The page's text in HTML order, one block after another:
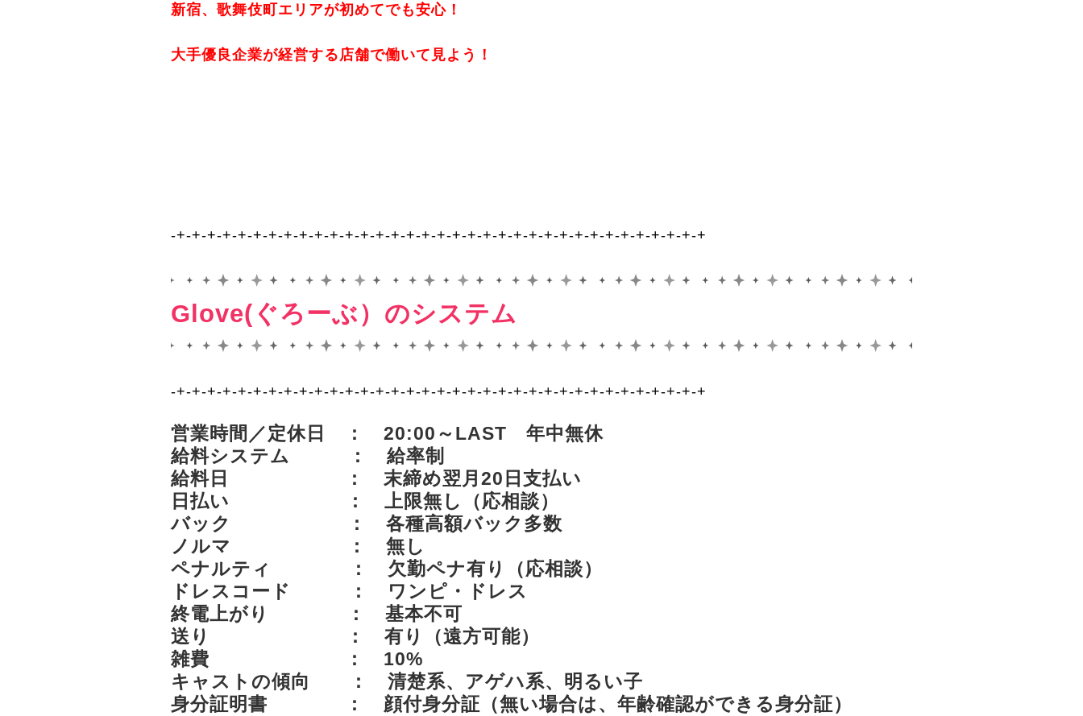
新宿、歌舞伎町エリアが初めてでも安心！
大手優良企業が経営する店舗で働いて見よう！
-+-+-+-+-+-+-+-+-+-+-+-+-+-+-+-+-+-+-+-+-+-+-+-+-+-+-+-+-+-+-+-+-+-+-+
Glove(ぐろーぶ）のシステム
-+-+-+-+-+-+-+-+-+-+-+-+-+-+-+-+-+-+-+-+-+-+-+-+-+-+-+-+-+-+-+-+-+-+-+
営業時間／定休日 ： 20:00～LAST 年中無休
給料システム ： 給率制
給料日 ： 末締め翌月20日支払い
日払い ： 上限無し（応相談）
バック ： 各種高額バック多数
ノルマ ： 無し
ペナルティ ： 欠勤ペナ有り（応相談）
ドレスコード ： ワンピ・ドレス
終電上がり ： 基本不可
送り ： 有り（遠方可能）
雑費 ： 10%
キャストの傾向 ： 清楚系、アゲハ系、明るい子
身分証明書 ： 顔付身分証（無い場合は、年齢確認ができる身分証）